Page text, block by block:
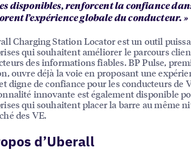
disponibles, renforcent la confiance
l’expérience globale du conducteur. »
Charging Station Locator est un outil
qui souhaitent améliorer le parcours
des informations fiables. BP Pulse,
ouvre déjà la voie en proposant une
digne de confiance pour les conducteurs de
innovante est également disponible
qui souhaitent placer la barre au même
des VE.
d’Uberall